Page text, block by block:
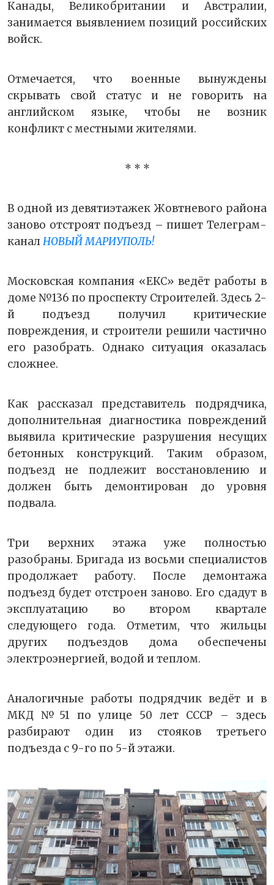
Канады, Великобритании и Австралии,
занимается выявлением позиций российских
войск.
Отмечается, что военные вынуждены
скрывать свой статус и не говорить на
английском языке, чтобы не возник
конфликт с местными жителями.
* * *
В одной из девятиэтажек Жовтневого района
заново отстроят подъезд – пишет Телеграм-
каналНОВЫЙ МАРИУПОЛЬ!
Московская компания «ЕКС» ведёт работы в
доме №136 по проспекту Строителей. Здесь 2-
й подъезд получил критические
повреждения, и строители решили частично
его разобрать. Однако ситуация оказалась
сложнее.
Как рассказал представитель подрядчика,
дополнительная диагностика повреждений
выявила критические разрушения несущих
бетонных конструкций. Таким образом,
подъезд не подлежит восстановлению и
должен быть демонтирован до уровня
подвала.
Три верхних этажа уже полностью
разобраны. Бригада из восьми специалистов
продолжает работу. После демонтажа
подъезд будет отстроен заново. Его сдадут в
эксплуатацию во втором квартале
следующего года. Отметим, что жильцы
других подъездов дома обеспечены
электроэнергией, водой и теплом.
Аналогичные работы подрядчик ведёт и в
МКД №51 по улице 50 лет СССР – здесь
разбирают один из стояков третьего
подъезда с 9-го по 5-й этажи.